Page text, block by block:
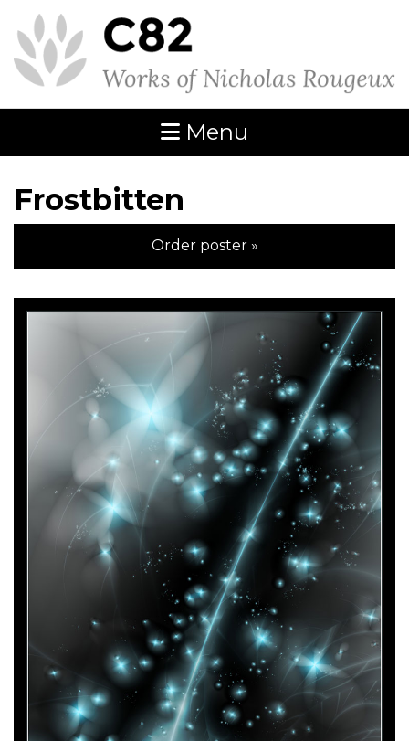
Menu
Frostbitten
Order poster »